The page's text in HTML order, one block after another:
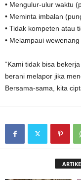
• Mengulur-ulur waktu
• Meminta imbalan
• Tidak kompeten atau
• Melampaui
“Kami tidak bisa
berani melapor jika
Bersama-sama, kita